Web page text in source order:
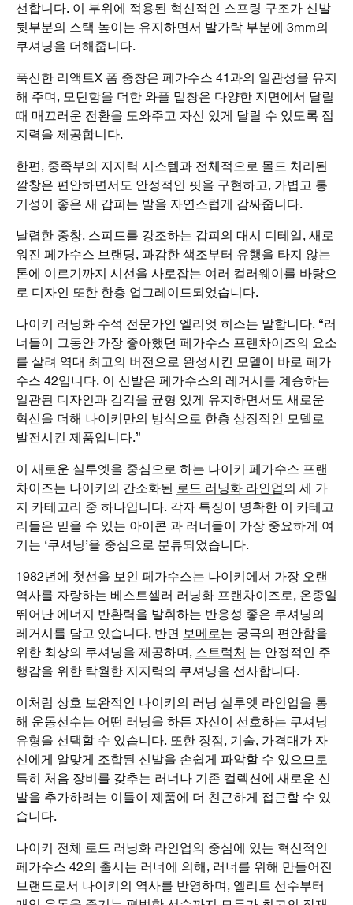
선합니다. 이 부위에 적용된 혁신적인 스프링 구조가 신발
뒷부분의 스택 높이는 유지하면서 발가락 부분에 3mm의
쿠셔닝을 더해줍니다.
푹신한 리액트X 폼 중창은 페가수스 41과의 일관성을 유지
해 주며, 모던함을 더한 와플 밑창은 다양한 지면에서 달릴
때 매끄러운 전환을 도와주고 자신 있게 달릴 수 있도록 접
지력을 제공합니다.
한편, 중족부의 지지력 시스템과 전체적으로 몰드 처리된
깔창은 편안하면서도 안정적인 핏을 구현하고, 가볍고 통
기성이 좋은 새 갑피는 발을 자연스럽게 감싸줍니다.
날렵한 중창, 스피드를 강조하는 갑피의 대시 디테일, 새로
워진 페가수스 브랜딩, 과감한 색조부터 유행을 타지 않는
톤에 이르기까지 시선을 사로잡는 여러 컬러웨이를 바탕으
로 디자인 또한 한층 업그레이드되었습니다.
나이키 러닝화 수석 전문가인 엘리엇 히스는 말합니다. “러
너들이 그동안 가장 좋아했던 페가수스 프랜차이즈의 요소
를 살려 역대 최고의 버전으로 완성시킨 모델이 바로 페가
수스 42입니다. 이 신발은 페가수스의 레거시를 계승하는
일관된 디자인과 감각을 균형 있게 유지하면서도 새로운
혁신을 더해 나이키만의 방식으로 한층 상징적인 모델로
발전시킨 제품입니다.”
이 새로운 실루엣을 중심으로 하는 나이키 페가수스 프랜
차이즈는 나이키의 간소화된 로드 러닝화 라인업의 세 가
지 카테고리 중 하나입니다. 각자 특징이 명확한 이 카테고
리들은 믿을 수 있는 아이콘 과 러너들이 가장 중요하게 여
기는 ‘쿠셔닝’을 중심으로 분류되었습니다.
1982년에 첫선을 보인 페가수스는 나이키에서 가장 오랜
역사를 자랑하는 베스트셀러 러닝화 프랜차이즈로, 온종일
뛰어난 에너지 반환력을 발휘하는 반응성 좋은 쿠셔닝의
레거시를 담고 있습니다. 반면 보메로는 궁극의 편안함을
위한 최상의 쿠셔닝을 제공하며, 스트럭처 는 안정적인 주
행감을 위한 탁월한 지지력의 쿠셔닝을 선사합니다.
이처럼 상호 보완적인 나이키의 러닝 실루엣 라인업을 통
해 운동선수는 어떤 러닝을 하든 자신이 선호하는 쿠셔닝
유형을 선택할 수 있습니다. 또한 장점, 기술, 가격대가 자
신에게 알맞게 조합된 신발을 손쉽게 파악할 수 있으므로
특히 처음 장비를 갖추는 러너나 기존 컬렉션에 새로운 신
발을 추가하려는 이들이 제품에 더 친근하게 접근할 수 있
습니다.
나이키 전체 로드 러닝화 라인업의 중심에 있는 혁신적인
페가수스 42의 출시는 러너에 의해, 러너를 위해 만들어진
브랜드 로서 나이키의 역사를 반영하며, 엘리트 선수부터